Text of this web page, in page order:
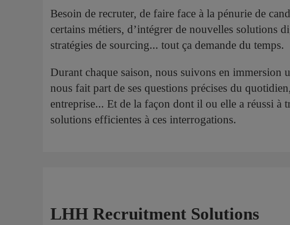
Besoin de recruter, de faire face à la pénurie de
certains métiers, d’intégrer de nouvelles solutions
stratégies de sourcing... tout ça demande du temps.
Durant chaque saison, nous suivons en immersion
nous fait part de ses questions précises du
entreprise... Et de la façon dont il ou elle a réussi à
solutions efficientes à ces interrogations.
LHH Recruitment Solutions